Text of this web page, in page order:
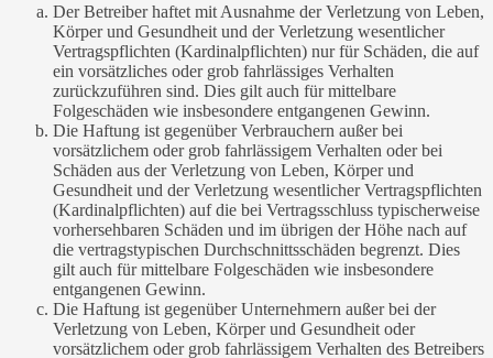
Der Betreiber haftet mit Ausnahme der Verletzung von Leben,
Körper und Gesundheit und der Verletzung wesentlicher
Vertragspflichten (Kardinalpflichten) nur für Schäden, die auf
ein vorsätzliches oder grob fahrlässiges Verhalten
zurückzuführen sind. Dies gilt auch für mittelbare
Folgeschäden wie insbesondere entgangenen Gewinn.
Die Haftung ist gegenüber Verbrauchern außer bei
vorsätzlichem oder grob fahrlässigem Verhalten oder bei
Schäden aus der Verletzung von Leben, Körper und
Gesundheit und der Verletzung wesentlicher Vertragspflichten
(Kardinalpflichten) auf die bei Vertragsschluss typischerweise
vorhersehbaren Schäden und im übrigen der Höhe nach auf
die vertragstypischen Durchschnittsschäden begrenzt. Dies
gilt auch für mittelbare Folgeschäden wie insbesondere
entgangenen Gewinn.
Die Haftung ist gegenüber Unternehmern außer bei der
Verletzung von Leben, Körper und Gesundheit oder
vorsätzlichem oder grob fahrlässigem Verhalten des Betreibers